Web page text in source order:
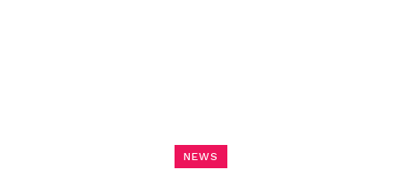
NEWS